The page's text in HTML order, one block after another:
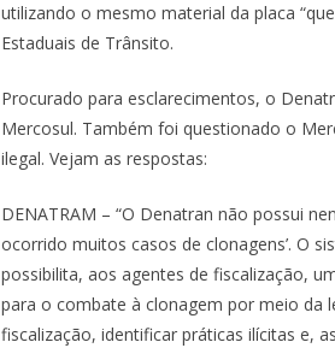
utilizando o mesmo material da placa
Estaduais de Trânsito.
Procurado para esclarecimentos, o
Mercosul. Também foi questionado o
ilegal. Vejam as respostas:
DENATRAM – “O Denatran não possui
ocorrido muitos casos de clonagens’. O
possibilita, aos agentes de fiscalização,
para o combate à clonagem por meio da
fiscalização, identificar práticas ilícitas e,